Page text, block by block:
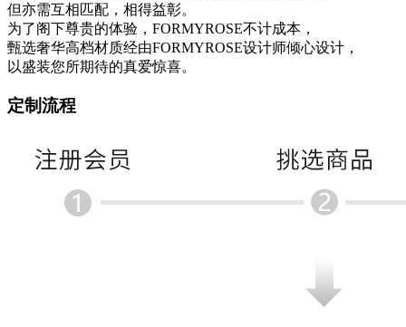
但亦需互相匹配，相得益彰。
为了阁下尊贵的体验，FORMYROSE不计成本，
甄选奢华高档材质经由FORMYROSE设计师倾心设计，
以盛装您所期待的真爱惊喜。
定制流程